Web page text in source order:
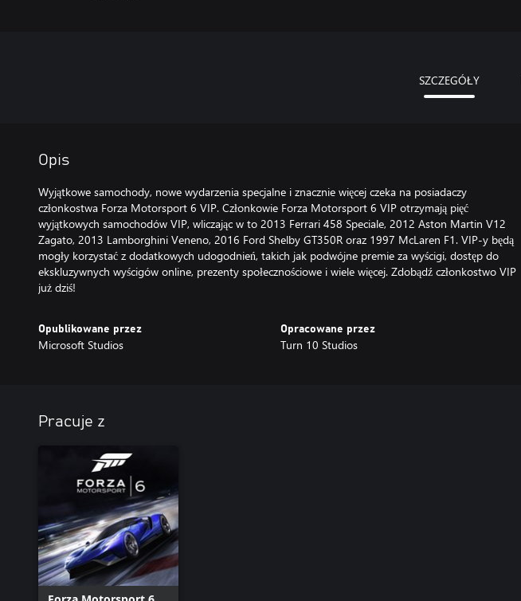
SZCZEGÓŁY
Opis
Wyjątkowe samochody, nowe wydarzenia specjalne i znacznie więcej czeka na posiadaczy
członkostwa Forza Motorsport 6 VIP. Członkowie Forza Motorsport 6 VIP otrzymają pięć
wyjątkowych samochodów VIP, wliczając w to 2013 Ferrari 458 Speciale, 2012 Aston Martin V12
Zagato, 2013 Lamborghini Veneno, 2016 Ford Shelby GT350R oraz 1997 McLaren F1. VIP-y będą
mogły korzystać z dodatkowych udogodnień, takich jak podwójne premie za wyścigi, dostęp do
ekskluzywnych wyścigów online, prezenty społecznościowe i wiele więcej. Zdobądź członkostwo VIP
już dziś!
Opublikowane przez
Microsoft Studios
Opracowane przez
Turn 10 Studios
Pracuje z